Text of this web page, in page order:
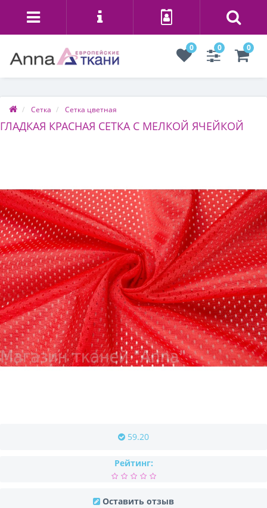
0 0 0
Сетка Сетка цветная
ГЛАДКАЯ КРАСНАЯ СЕТКА С МЕЛКОЙ ЯЧЕЙКОЙ
59.20
Рейтинг:
Оставить отзыв